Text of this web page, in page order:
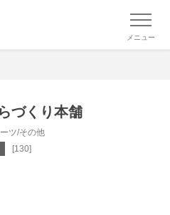
メニュー
づくり本舗
ツ/その他
[130]